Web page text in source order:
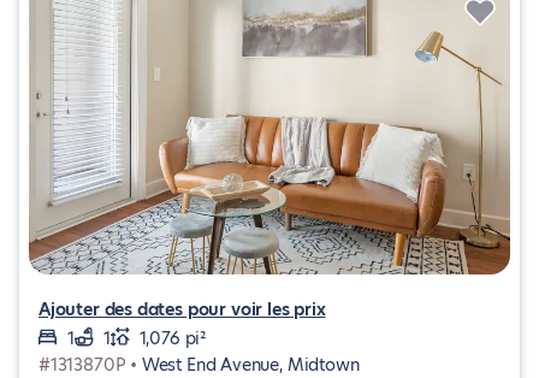
Ajouter des dates pour voir les prix
1
1
1,076 pi²
#1313870P • West End Avenue, Midtown